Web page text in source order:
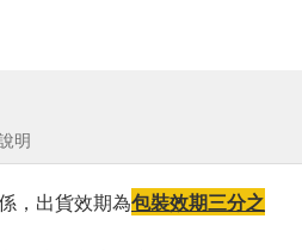
明
，出貨效期為包裝效期三分之